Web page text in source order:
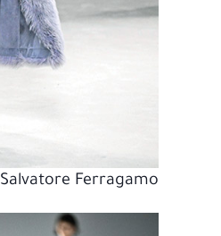
Salvatore Ferragamo